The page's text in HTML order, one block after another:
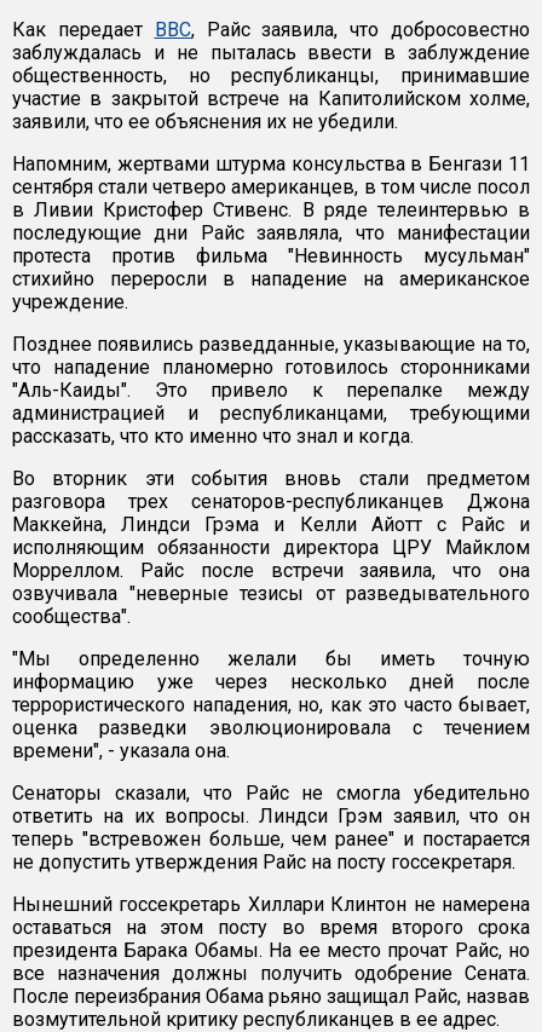
Как передает ВВС, Райс заявила, что добросовестно
заблуждалась и не пыталась ввести в заблуждение
общественность, но республиканцы, принимавшие
участие в закрытой встрече на Капитолийском холме,
заявили, что ее объяснения их не убедили.
Напомним, жертвами штурма консульства в Бенгази 11
сентября стали четверо американцев, в том числе посол
в Ливии Кристофер Стивенс. В ряде телеинтервью в
последующие дни Райс заявляла, что манифестации
протеста против фильма "Невинность мусульман"
стихийно переросли в нападение на американское
учреждение.
Позднее появились разведданные, указывающие на то,
что нападение планомерно готовилось сторонниками
"Аль-Каиды". Это привело к перепалке между
администрацией и республиканцами, требующими
рассказать, что кто именно что знал и когда.
Во вторник эти события вновь стали предметом
разговора трех сенаторов-республиканцев Джона
Маккейна, Линдси Грэма и Келли Айотт с Райс и
исполняющим обязанности директора ЦРУ Майклом
Морреллом. Райс после встречи заявила, что она
озвучивала "неверные тезисы от разведывательного
сообщества".
"Мы определенно желали бы иметь точную
информацию уже через несколько дней после
террористического нападения, но, как это часто бывает,
оценка разведки эволюционировала с течением
времени", - указала она.
Сенаторы сказали, что Райс не смогла убедительно
ответить на их вопросы. Линдси Грэм заявил, что он
теперь "встревожен больше, чем ранее" и постарается
не допустить утверждения Райс на посту госсекретаря.
Нынешний госсекретарь Хиллари Клинтон не намерена
оставаться на этом посту во время второго срока
президента Барака Обамы. На ее место прочат Райс, но
все назначения должны получить одобрение Сената.
После переизбрания Обама рьяно защищал Райс, назвав
возмутительной критику республиканцев в ее адрес.